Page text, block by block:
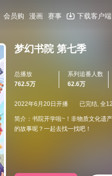
会员购 漫画 赛事 下载客户端
梦幻书院 第七季
总播放
762.5万
系列追番人数
62.6万
2022年6月20日开播 已完结, 全
简介：书院开学啦~！非物质文化遗
的故事呢？一起去找一找吧！